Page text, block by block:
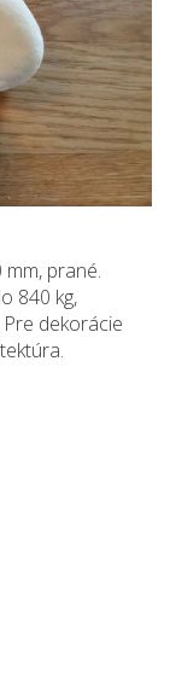
prané.
840 kg,
dekorácie